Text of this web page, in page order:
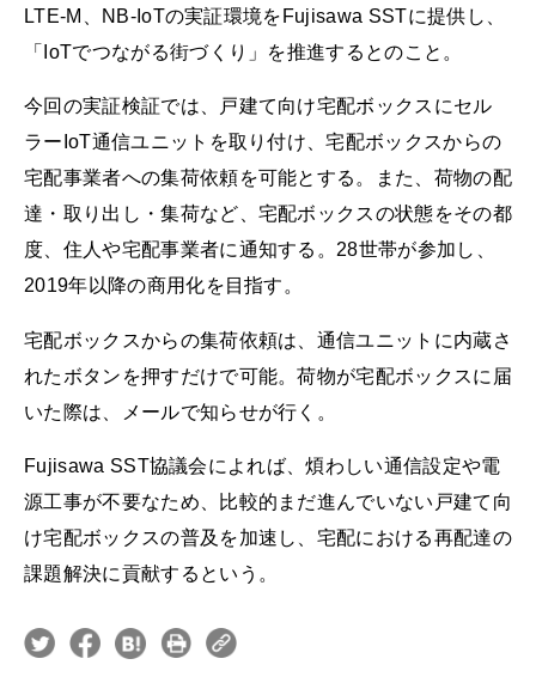
LTE-M、NB-IoTの実証環境をFujisawa SSTに提供し、
「IoTでつながる街づくり」を推進するとのこと。
今回の実証検証では、戸建て向け宅配ボックスにセル
ラーIoT通信ユニットを取り付け、宅配ボックスからの
宅配事業者への集荷依頼を可能とする。また、荷物の配
達・取り出し・集荷など、宅配ボックスの状態をその都
度、住人や宅配事業者に通知する。28世帯が参加し、
2019年以降の商用化を目指す。
宅配ボックスからの集荷依頼は、通信ユニットに内蔵さ
れたボタンを押すだけで可能。荷物が宅配ボックスに届
いた際は、メールで知らせが行く。
Fujisawa SST協議会によれば、煩わしい通信設定や電
源工事が不要なため、比較的まだ進んでいない戸建て向
け宅配ボックスの普及を加速し、宅配における再配達の
課題解決に貢献するという。